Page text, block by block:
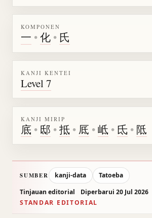
KOMPONEN
一 •化 • 氏
KANJI KENTEI
Level 7
KANJI MIRIP
底 • 邸 •抵 • 厎 •岻 • 氐 • 阺
SUMBER kanji-data
Tatoeba
Tinjauan editorial
Diperbarui 20 Jul 2026
STANDAR EDITORIAL